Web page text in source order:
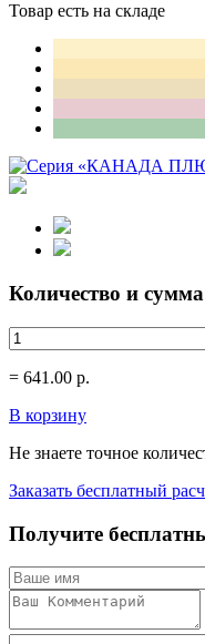
Товар есть на складе
Количество и
= 641.00 р.
В корзину
Не знаете точное
Заказать бесплатный
Получите